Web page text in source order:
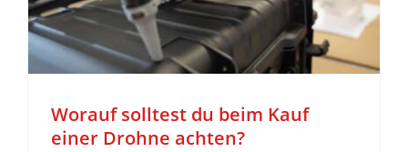
Worauf solltest du beim Kauf
einer Drohne achten?